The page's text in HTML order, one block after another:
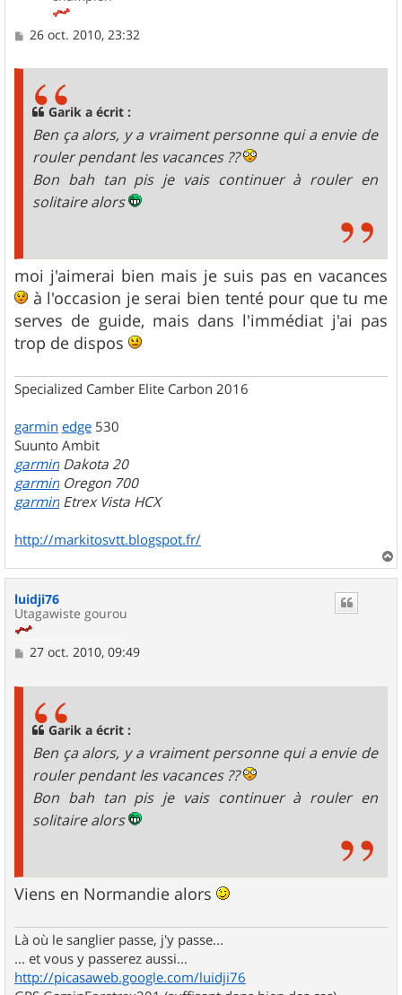
M
26 oct. 2010, 23:32
Garik a écrit :
Ben ça alors, y a vraiment personne qui a envie de
rouler pendant les vacances ??
Bon bah tan pis je vais continuer à rouler en
solitaire alors
moi j'aimerai bien mais je suis pas en vacances
à l'occasion je serai bien tenté pour que tu me
serves de guide, mais dans l'immédiat j'ai pas
trop de dispos
Specialized Camber Elite Carbon 2016
garmin edge 530
Suunto Ambit
garmin Dakota 20
garmin Oregon 700
garmin Etrex Vista HCX
http://markitosvtt.blogspot.fr/
a
luidji76
Utagawiste gourou
M
27 oct. 2010, 09:49
Garik a écrit :
Ben ça alors, y a vraiment personne qui a envie de
rouler pendant les vacances ??
Bon bah tan pis je vais continuer à rouler en
solitaire alors
Viens en Normandie alors
Là où le sanglier passe, j'y passe...
... et vous y passerez aussi...
http://picasaweb.google.com/luidji76